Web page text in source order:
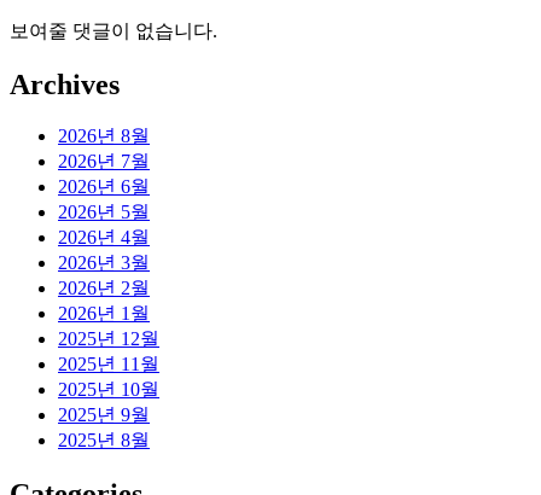
보여줄 댓글이 없습니다.
Archives
2026년 8월
2026년 7월
2026년 6월
2026년 5월
2026년 4월
2026년 3월
2026년 2월
2026년 1월
2025년 12월
2025년 11월
2025년 10월
2025년 9월
2025년 8월